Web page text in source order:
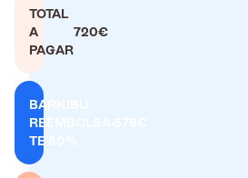
TOTAL
A
PAGAR
720€
BARKIBU
REEMBOLSA-
TE 80%